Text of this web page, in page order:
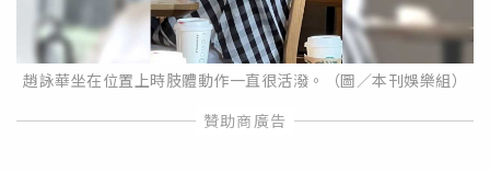
趙詠華坐在位置上時肢體動作一直很活潑。（圖／本刊娛樂組）